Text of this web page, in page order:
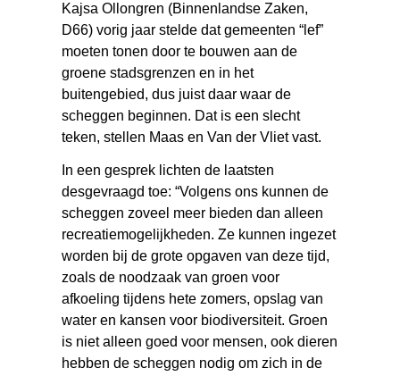
Kajsa Ollongren (Binnenlandse Zaken,
D66) vorig jaar stelde dat gemeenten “lef”
moeten tonen door te bouwen aan de
groene stadsgrenzen en in het
buitengebied, dus juist daar waar de
scheggen beginnen. Dat is een slecht
teken, stellen Maas en Van der Vliet vast.
In een gesprek lichten de laatsten
desgevraagd toe: “Volgens ons kunnen de
scheggen zoveel meer bieden dan alleen
recreatiemogelijkheden. Ze kunnen ingezet
worden bij de grote opgaven van deze tijd,
zoals de noodzaak van groen voor
afkoeling tijdens hete zomers, opslag van
water en kansen voor biodiversiteit. Groen
is niet alleen goed voor mensen, ook dieren
hebben de scheggen nodig om zich in de